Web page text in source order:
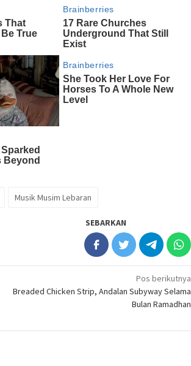
Musik Musim Lebaran
SEBARKAN
Pos berikutnya
Breaded Chicken Strip, Andalan Subyway Selama
Bulan Ramadhan